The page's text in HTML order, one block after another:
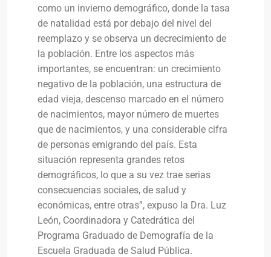
como un invierno demográfico, donde la tasa
de natalidad está por debajo del nivel del
reemplazo y se observa un decrecimiento de
la población. Entre los aspectos más
importantes, se encuentran: un crecimiento
negativo de la población, una estructura de
edad vieja, descenso marcado en el número
de nacimientos, mayor número de muertes
que de nacimientos, y una considerable cifra
de personas emigrando del país. Esta
situación representa grandes retos
demográficos, lo que a su vez trae serias
consecuencias sociales, de salud y
económicas, entre otras”, expuso la Dra. Luz
León, Coordinadora y Catedrática del
Programa Graduado de Demografía de la
Escuela Graduada de Salud Pública.